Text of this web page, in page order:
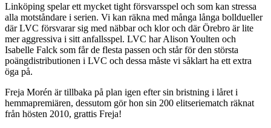
Linköping spelar ett mycket tight försvarsspel och som kan stressa
alla motståndare i serien. Vi kan räkna med många långa bolldueller
där LVC försvarar sig med näbbar och klor och där Örebro är lite
mer aggressiva i sitt anfallsspel. LVC har Alison Youlten och
Isabelle Falck som får de flesta passen och står för den största
poängdistributionen i LVC och dessa måste vi såklart ha ett extra
öga på.
Freja Morén är tillbaka på plan igen efter sin bristning i låret i
hemmapremiären, dessutom gör hon sin 200 elitseriematch räknat
från hösten 2010, grattis Freja!